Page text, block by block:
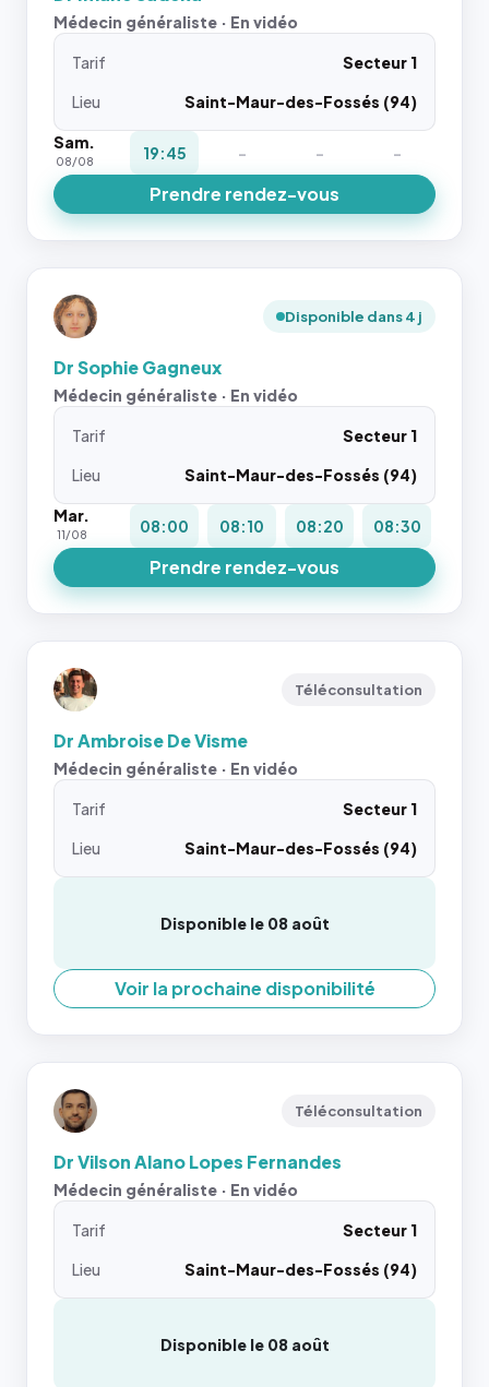
Médecin généraliste · En vidéo
Tarif
Secteur 1
Lieu
Saint-Maur-des-Fossés (94)
Sam.
08/08 19:45 - - -
Prendre rendez-vous
Disponible dans 4 j
Dr Sophie Gagneux
Médecin généraliste · En vidéo
Tarif
Secteur 1
Lieu
Saint-Maur-des-Fossés (94)
Mar.
11/08 08:00 08:10 08:20 08:30
Prendre rendez-vous
Téléconsultation
Dr Ambroise De Visme
Médecin généraliste · En vidéo
Tarif
Secteur 1
Lieu
Saint-Maur-des-Fossés (94)
Disponible le 08 août
Voir la prochaine disponibilité
Téléconsultation
Dr Vilson Alano Lopes Fernandes
Médecin généraliste · En vidéo
Tarif
Secteur 1
Lieu
Saint-Maur-des-Fossés (94)
Disponible le 08 août